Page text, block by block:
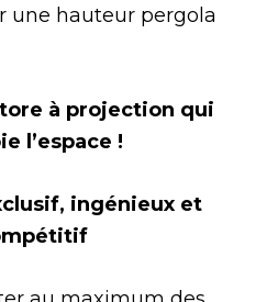
une hauteur pergola
à projection qui
l’espace !
ingénieux et